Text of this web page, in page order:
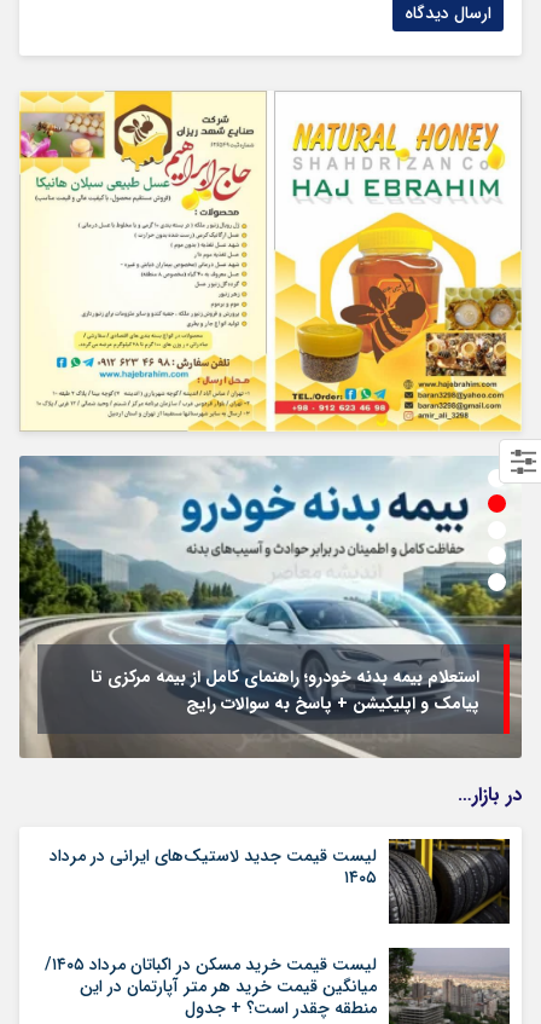
استعلام بیمه بدنه خودرو؛ راهنمای کامل از بیمه مرکزی تا
پیامک و اپلیکیشن + پاسخ به سوالات رایج
در بازار…
لیست قیمت جدید لاستیک‌های ایرانی در مرداد
۱۴۰۵
لیست قیمت خرید مسکن در اکباتان مرداد ۱۴۰۵/
میانگین قیمت خرید هر متر آپارتمان در این
منطقه چقدر است؟ + جدول